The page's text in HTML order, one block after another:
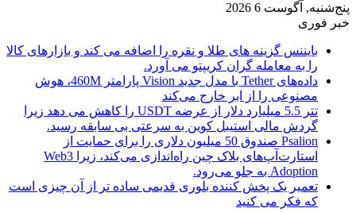
پنج‌شنبه, آگوست 6 2026
خبر فوری
بایننس گزینه های طلا و نقره را اضافه می کند و بازارهای کالا
را به معامله گران کریپتو می آورد.
داده‌های Tether با مدل جدید Vision پارامتر 460M، هوش
مصنوعی را از ابر خارج می‌کند
تتر 5.5 میلیارد دلار از عرضه USDT را کاهش می دهد زیرا
گردش مالی استیبل کوین به سرعتی بی سابقه رسید.
Psalion صندوق 50 میلیون دلاری را برای حمایت از
استارت‌آپ‌های بلاک چین راه‌اندازی می‌کند، زیرا Web3
Adoption به جلو می‌رود.
تعمیر یک پخش کننده بلوری قدیمی ساده تر از آن چیزی است
که فکر می کنید